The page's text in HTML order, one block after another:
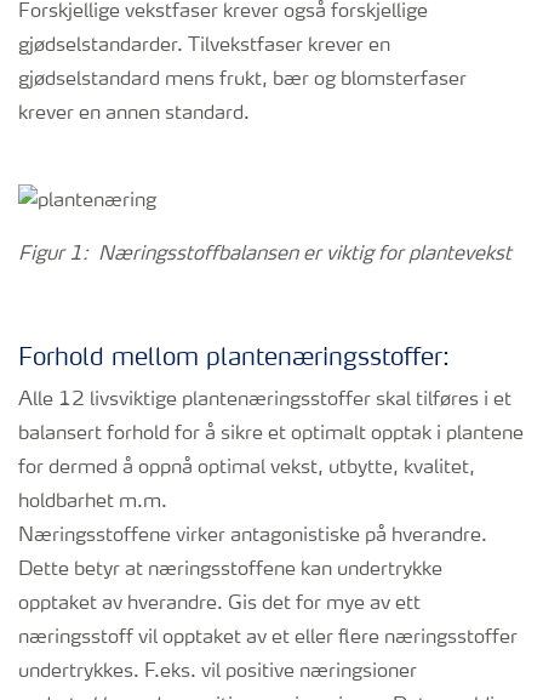
Forskjellige vekstfaser krever også forskjellige
gjødselstandarder. Tilvekstfaser krever en
gjødselstandard mens frukt, bær og blomsterfaser
krever en annen standard.
Figur 1: Næringsstoffbalansen er viktig for plantevekst
Forhold mellom plantenæringsstoffer:
Alle 12 livsviktige plantenæringsstoffer skal tilføres i et
balansert forhold for å sikre et optimalt opptak i plantene
for dermed å oppnå optimal vekst, utbytte, kvalitet,
holdbarhet m.m.
Næringsstoffene virker antagonistiske på hverandre.
Dette betyr at næringsstoffene kan undertrykke
opptaket av hverandre. Gis det for mye av ett
næringsstoff vil opptaket av et eller flere næringsstoffer
undertrykkes. F.eks. vil positive næringsioner